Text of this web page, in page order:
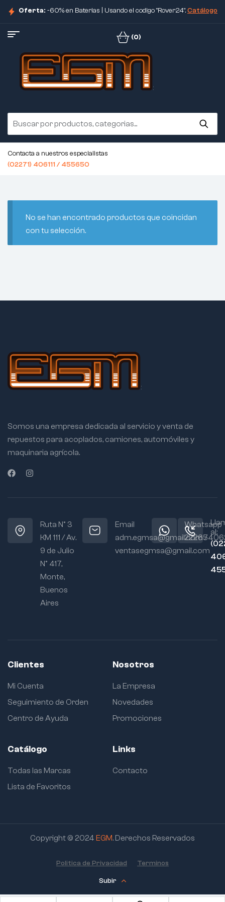
Oferta: -60% en Baterias | Usando el codigo "Rover24".Catálogo
(0)
Contacta a nuestros especialistas
(02271) 406111 / 455650
No se han encontrado productos que coincidan
con tu selección.
Somos una empresa dedicada al servicio y venta de
repuestos para acoplados, camiones, automóviles y
maquinaria agrícola.
Ruta N° 3
KM 111 / Av.
9 de Julio
N° 417,
Monte,
Buenos
Aires
Email
adm.egmsa@gmail.com /
ventasegmsa@gmail.com
Whatsapp
al:
Clientes
Mi Cuenta
Seguimiento de Orden
Centro de Ayuda
Nosotros
La Empresa
Novedades
Promociones
Catálogo
Todas las Marcas
Lista de Favoritos
Links
Contacto
Copyright © 2024 EGM. Derechos Reservados
Subir
Politica de Privacidad Terminos